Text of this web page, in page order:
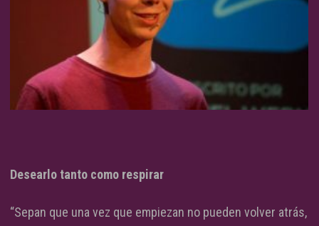
Desearlo tanto como respirar
“Sepan que una vez que empiezan no pueden volver atrás,